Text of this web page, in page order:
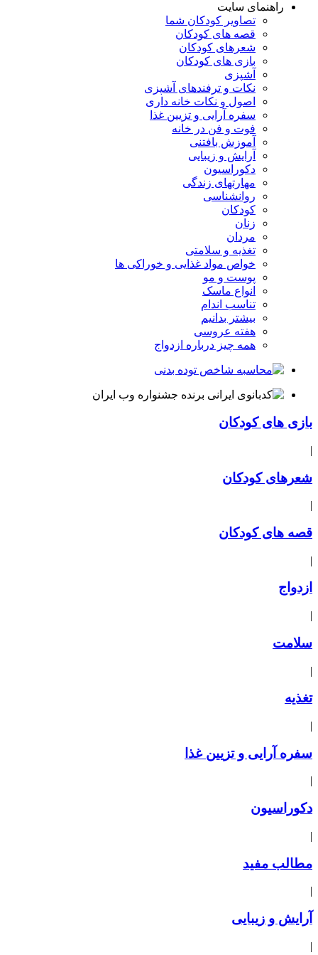
راهنمای سایت
تصاویر کودکان شما
قصه های کودکان
شعرهای کودکان
بازی های کودکان
آشپزی
نکات و ترفندهای آشپزی
اصول و نکات خانه داری
سفره آرایی و تزیین غذا
فوت و فن در خانه
آموزش بافتنی
آرایش و زیبایی
دکوراسیون
مهارتهای زندگی
روانشناسی
کودکان
زنان
مردان
تغذیه و سلامتی
خواص مواد غذایی و خوراکی ها
پوست و مو
انواع ماسک
تناسب اندام
بیشتر بدانیم
هفته عروسی
همه چیز درباره ازدواج
بازی های کودکان
|
شعرهای کودکان
|
قصه های کودکان
|
ازدواج
|
سلامت
|
تغذیه
|
سفره آرایی و تزیین غذا
|
دکوراسیون
|
مطالب مفید
|
آرایش و زیبایی
|